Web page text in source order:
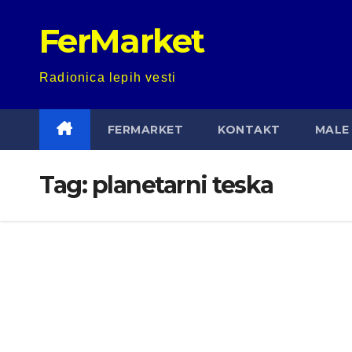
FerMarket
Radionica lepih vesti
FERMARKET KONTAKT MALE
Tag: planetarni teska